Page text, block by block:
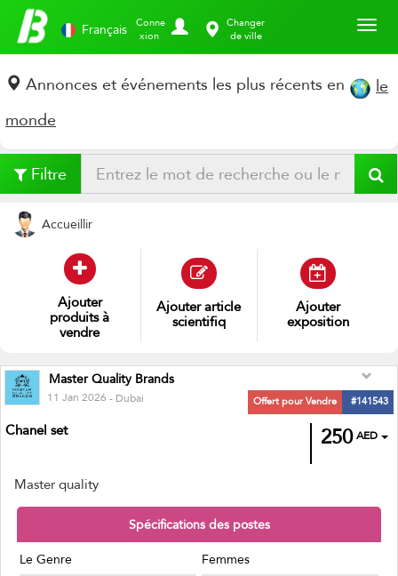
Français Conne
xion
Changer
de ville
Annonces et événements les plus récents en
le
monde
Filtre
Accueillir
Ajoutervête Ajouterarticle
scientifique
Ajouter
exposition
Master Quality Brands
11 Jan 2026- Dubai Offert pour Vendre #141543
250 AED
Chanel set
Master quality
Spécifications des postes
Le Genre
Femmes